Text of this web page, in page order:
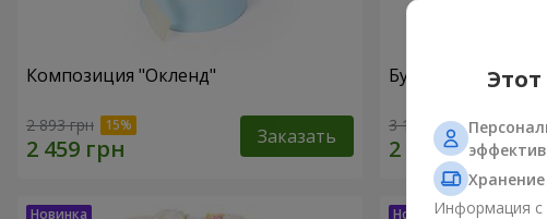
Композиция "Окленд"
2 893 грн Заказать
Букет "Sia"
3 145 грн
Информация с